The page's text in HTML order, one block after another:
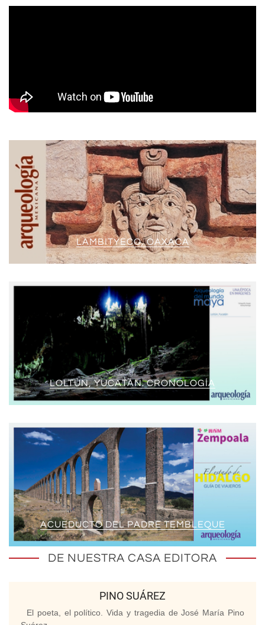
LAMBITYECO, OAXACA
LOLTÚN, YUCATÁN. CRONOLOGÍA
ACUEDUCTO DEL PADRE TEMBLEQUE
DE NUESTRA CASA EDITORA
PINO SUÁREZ
El poeta, el político. Vida y tragedia de José María Pino